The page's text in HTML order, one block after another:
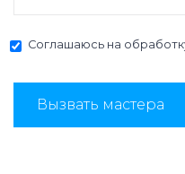
Соглашаюсь на
Вызвать мастера